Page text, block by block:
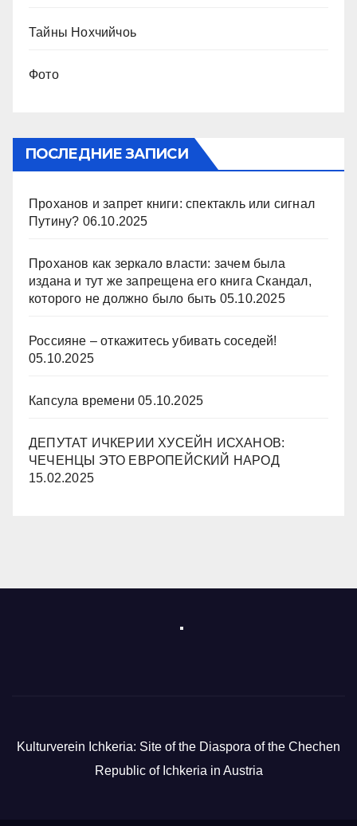
Тайны Нохчийчоь
Фото
ПОСЛЕДНИЕ ЗАПИСИ
Проханов и запрет книги: спектакль или сигнал
Путину? 06.10.2025
Проханов как зеркало власти: зачем была
издана и тут же запрещена его книга Скандал,
которого не должно было быть 05.10.2025
Россияне – откажитесь убивать соседей!
05.10.2025
Капсула времени 05.10.2025
ДЕПУТАТ ИЧКЕРИИ ХУСЕЙН ИСХАНОВ:
ЧЕЧЕНЦЫ ЭТО ЕВРОПЕЙСКИЙ НАРОД
15.02.2025
Kulturverein Ichkeria: Site of the Diaspora of the Chechen
Republic of Ichkeria in Austria